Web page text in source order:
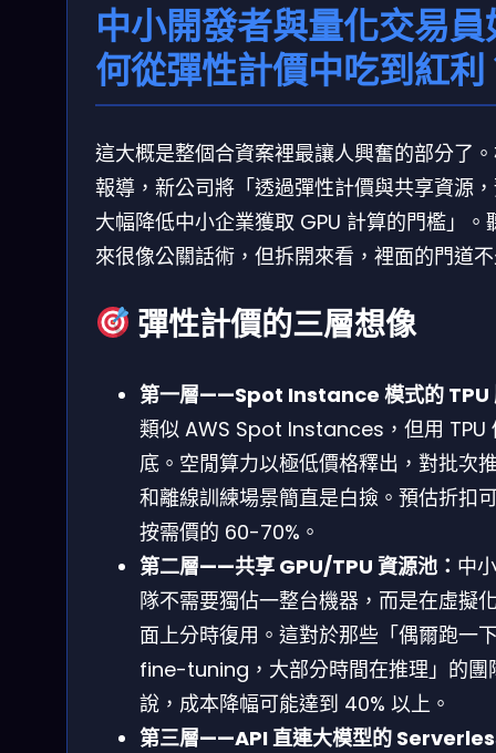
中小開發者與量化交易員
何從彈性計價中吃到紅利
這大概是整個合資案裡最讓人興奮的部分了
報導，新公司將「透過彈性計價與共享資源
大幅降低中小企業獲取 GPU 計算的門檻」。
來很像公關話術，但拆開來看，裡面的門道
彈性計價的三層想像
第一層——Spot Instance 模式的 TPU
類似 AWS Spot Instances，但用 TPU
底。空閒算力以極低價格釋出，對批次
和離線訓練場景簡直是白撿。預估折扣
按需價的 60-70%。
第二層——共享 GPU/TPU 資源池： 中
隊不需要獨佔一整台機器，而是在虛擬
面上分時復用。這對於那些「偶爾跑一
fine-tuning，大部分時間在推理」的團
說，成本降幅可能達到 40% 以上。
第三層——API 直連大模型的